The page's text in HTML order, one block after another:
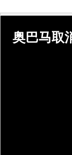
奥巴马取